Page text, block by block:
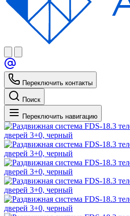
Переключить контакты
Поиск
Переключить навигацию